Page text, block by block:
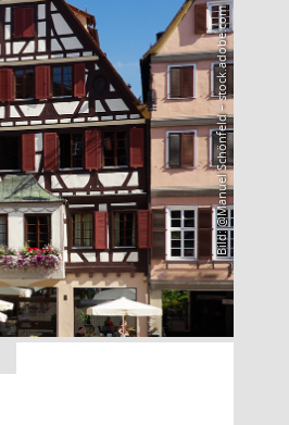
Bild: @Manuel Schönfeld – stock.adobe.com